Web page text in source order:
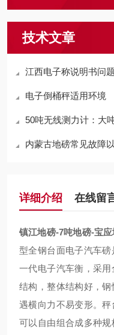
技术文章
江西电子称说明书问题
电子倒桶秤适用环境
50吨无线测力计：大
内蒙古地磅常见故障
详细介绍 在线留
镇江地磅-7吨地磅-宝
型全钢台面电子汽车
一代电子汽车衡，采用
结构，整体结构好，钢
遇横向力不易变形。秤
可以自由组合成多种